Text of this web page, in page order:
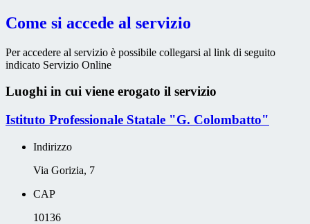
Come si accede al servizio
Per accedere al servizio è possibile collegarsi al link di seguito
indicato Servizio Online
Luoghi in cui viene erogato il servizio
Istituto Professionale Statale "G. Colombatto"
Indirizzo
Via Gorizia, 7
CAP
10136